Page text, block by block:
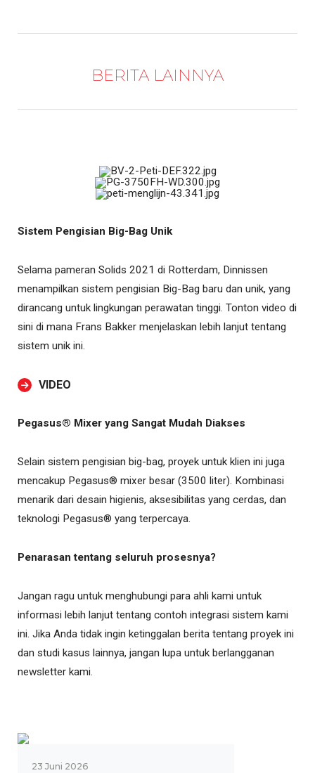
BERITA LAINNYA
Sistem Pengisian Big-Bag Unik
Selama pameran Solids 2021 di Rotterdam, Dinnissen
menampilkan sistem pengisian Big-Bag baru dan unik, yang
dirancang untuk lingkungan perawatan tinggi. Tonton video di
sini di mana Frans Bakker menjelaskan lebih lanjut tentang
sistem unik ini.
VIDEO
Pegasus® Mixer yang Sangat Mudah Diakses
Selain sistem pengisian big-bag, proyek untuk klien ini juga
mencakup Pegasus® mixer besar (3500 liter). Kombinasi
menarik dari desain higienis, aksesibilitas yang cerdas, dan
teknologi Pegasus® yang terpercaya.
Penarasan tentang seluruh prosesnya?
Jangan ragu untuk menghubungi para ahli kami untuk
informasi lebih lanjut tentang contoh integrasi sistem kami
ini. Jika Anda tidak ingin ketinggalan berita tentang proyek ini
dan studi kasus lainnya, jangan lupa untuk berlangganan
newsletter kami.
23 Juni 2026